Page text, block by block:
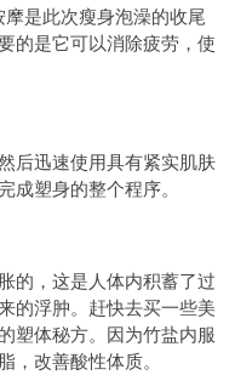
是此次瘦身泡澡的收尾
的是它可以消除疲劳 ，使
迅速使用具有紧实肌肤
塑身的整个程序。
，这是人体内积蓄了过
的浮肿。赶快去买一些美
塑体秘方。因为竹盐内服
，改善酸性体质。